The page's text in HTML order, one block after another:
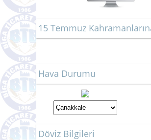
15 Temmuz
Hava Durumu
Döviz Bilgileri